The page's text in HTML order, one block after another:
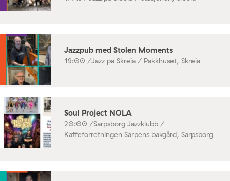
Jazzpub med Stolen Moments
19:00 /Jazz på Skreia / Pakkhuset, Skreia
Soul Project NOLA
20:00 /Sarpsborg Jazzklubb /
Kaffeforretningen Sarpens bakgård, Sarpsborg